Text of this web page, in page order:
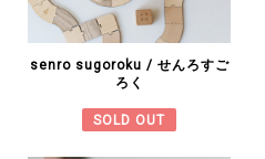
senro sugoroku / せんろすご
ろく
SOLD OUT